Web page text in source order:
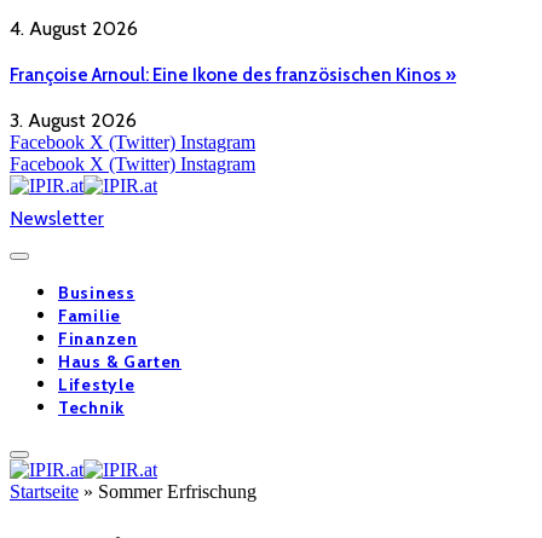
4. August 2026
Françoise Arnoul: Eine Ikone des französischen Kinos »
3. August 2026
Facebook X (Twitter) Instagram
Facebook X (Twitter) Instagram
Newsletter
Business
Familie
Finanzen
Haus & Garten
Lifestyle
Technik
Startseite » Sommer Erfrischung